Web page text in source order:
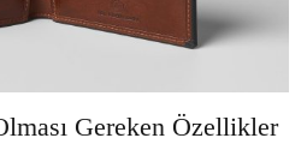
Gereken Özellikler